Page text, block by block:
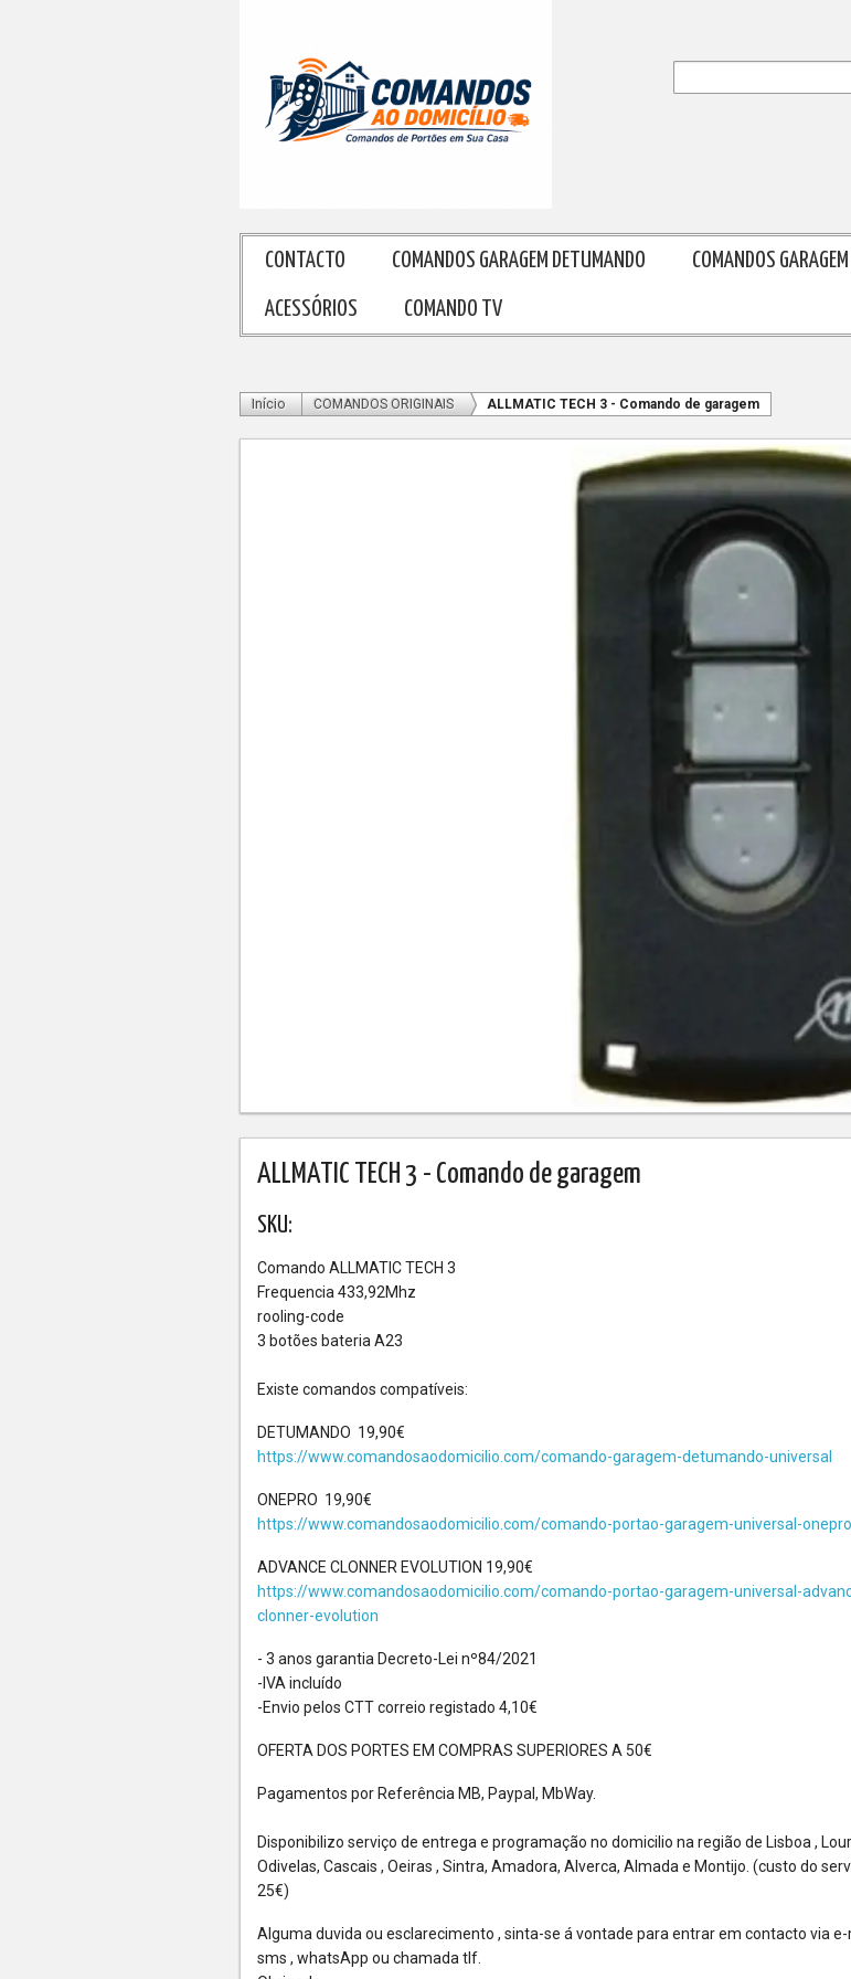
CONTACTO COMANDOS GARAGEM DETUMANDO COMANDOS
ACESSÓRIOS COMANDO TV
Início COMANDOS ORIGINAIS ALLMATIC TECH 3 - Comando de garagem
ALLMATIC TECH 3 - Comando de garagem
SKU:
Comando ALLMATIC TECH 3
Frequencia 433,92Mhz
rooling-code
3 botões bateria A23
Existe comandos compatíveis:
DETUMANDO 19,90€
https://www.comandosaodomicilio.com/comando-garagem-detumando-universal
ONEPRO 19,90€
https://www.comandosaodomicilio.com/comando-portao-garagem-universal-onepro
ADVANCE CLONNER EVOLUTION 19,90€
https://www.comandosaodomicilio.com/comando-portao-garagem-universal-
clonner-evolution
- 3 anos garantia Decreto-Lei nº84/2021
-IVA incluído
-Envio pelos CTT correio registado 4,10€
OFERTA DOS PORTES EM COMPRAS SUPERIORES A 50€
Pagamentos por Referência MB, Paypal, MbWay.
Disponibilizo serviço de entrega e programação no domicilio na região de Lisboa ,
Odivelas, Cascais , Oeiras , Sintra, Amadora, Alverca, Almada e Montijo. (custo do
25€)
Alguma duvida ou esclarecimento , sinta-se á vontade para entrar em contacto via e-
sms , whatsApp ou chamada tlf.